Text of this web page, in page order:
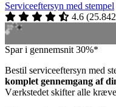
Serviceeftersyn med stempel
4.6 (25.842
Spar i gennemsnit 30%*
Bestil serviceeftersyn med
komplet gennemgang af
Værkstedet skifter alle